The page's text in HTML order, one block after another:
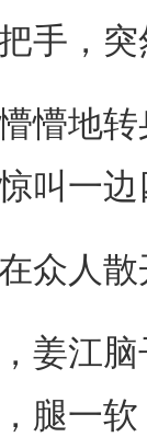
手，
地转
叫一
人散
江脑
腿一